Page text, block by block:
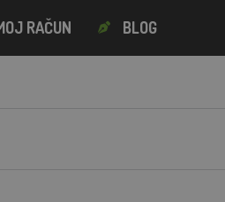
RAČUN BLOG